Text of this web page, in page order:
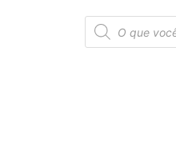
Pesquisar
produtos